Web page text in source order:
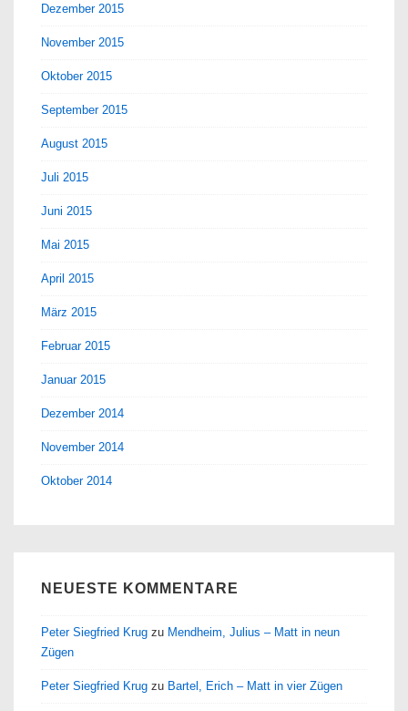
Dezember 2015
November 2015
Oktober 2015
September 2015
August 2015
Juli 2015
Juni 2015
Mai 2015
April 2015
März 2015
Februar 2015
Januar 2015
Dezember 2014
November 2014
Oktober 2014
NEUESTE KOMMENTARE
Peter Siegfried Krug zu Mendheim, Julius – Matt in neun
Zügen
Peter Siegfried Krug zu Bartel, Erich – Matt in vier Zügen